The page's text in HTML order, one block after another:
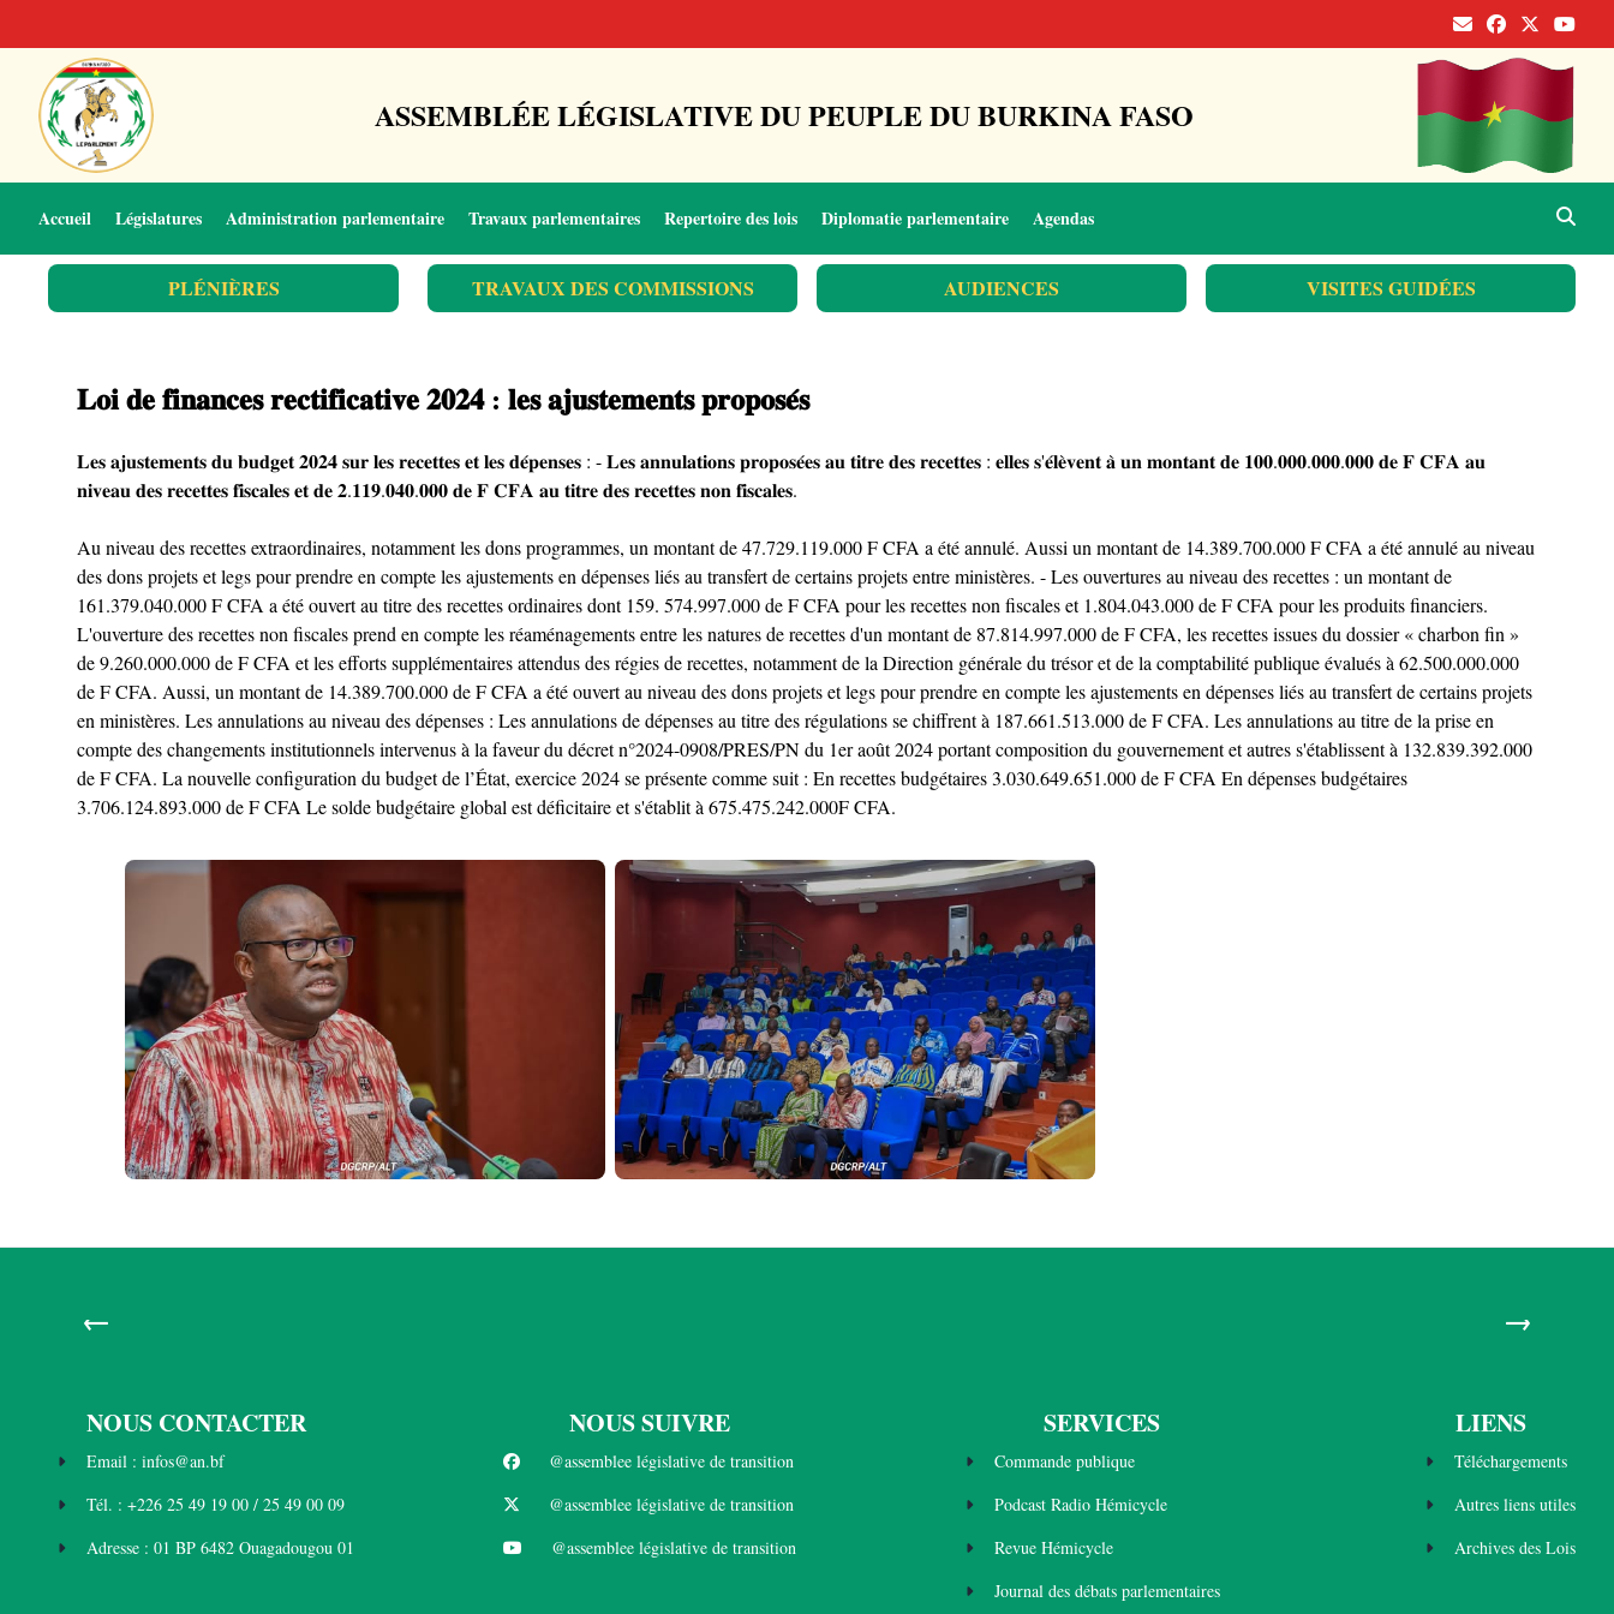
ASSEMBLÉE LÉGISLATIVE DU PEUPLE DU BURKINA FASO
Accueil Législatures Administration parlementaire Travaux parlementaires Repertoire des lois Diplomatie parlementaire Agendas
PLÉNIÈRES TRAVAUX DES COMMISSIONS AUDIENCES VISITES GUIDÉES
𝐋𝐨𝐢 𝐝𝐞 𝐟𝐢𝐧𝐚𝐧𝐜𝐞𝐬 𝐫𝐞𝐜𝐭𝐢𝐟𝐢𝐜𝐚𝐭𝐢𝐯𝐞 𝟐𝟎𝟐𝟒 : 𝐥𝐞𝐬 𝐚𝐣𝐮𝐬𝐭𝐞𝐦𝐞𝐧𝐭𝐬 𝐩𝐫𝐨𝐩𝐨𝐬𝐞́𝐬
𝐋𝐞𝐬 𝐚𝐣𝐮𝐬𝐭𝐞𝐦𝐞𝐧𝐭𝐬 𝐝𝐮 𝐛𝐮𝐝𝐠𝐞𝐭 𝟐𝟎𝟐𝟒 𝐬𝐮𝐫 𝐥𝐞𝐬 𝐫𝐞𝐜𝐞𝐭𝐭𝐞𝐬 𝐞𝐭 𝐥𝐞𝐬 𝐝𝐞́𝐩𝐞𝐧𝐬𝐞𝐬 : - 𝐋𝐞𝐬 𝐚𝐧𝐧𝐮𝐥𝐚𝐭𝐢𝐨𝐧𝐬 𝐩𝐫𝐨𝐩𝐨𝐬𝐞́𝐞𝐬 𝐚𝐮 𝐭𝐢𝐭𝐫𝐞 𝐝𝐞𝐬 𝐫𝐞𝐜𝐞𝐭𝐭𝐞𝐬 : 𝐞𝐥𝐥𝐞𝐬 𝐬'𝐞́𝐥𝐞̀𝐯𝐞𝐧𝐭 𝐚̀ 𝐮𝐧 𝐦𝐨𝐧𝐭𝐚𝐧𝐭 𝐝𝐞 𝟏𝟎𝟎.𝟎𝟎𝟎.𝟎𝟎𝟎.𝟎𝟎𝟎 𝐝𝐞 𝐅 𝐂𝐅𝐀 𝐚𝐮
𝐧𝐢𝐯𝐞𝐚𝐮 𝐝𝐞𝐬 𝐫𝐞𝐜𝐞𝐭𝐭𝐞𝐬 𝐟𝐢𝐬𝐜𝐚𝐥𝐞𝐬 𝐞𝐭 𝐝𝐞 𝟐.𝟏𝟏𝟗.𝟎𝟒𝟎.𝟎𝟎𝟎 𝐝𝐞 𝐅 𝐂𝐅𝐀 𝐚𝐮 𝐭𝐢𝐭𝐫𝐞 𝐝𝐞𝐬 𝐫𝐞𝐜𝐞𝐭𝐭𝐞𝐬 𝐧𝐨𝐧 𝐟𝐢𝐬𝐜𝐚𝐥𝐞𝐬.
Au niveau des recettes extraordinaires, notamment les dons programmes, un montant de 47.729.119.000 F CFA a été annulé. Aussi un montant de 14.389.700.000 F CFA a été annulé au niveau
des dons projets et legs pour prendre en compte les ajustements en dépenses liés au transfert de certains projets entre ministères. - Les ouvertures au niveau des recettes : un montant de
161.379.040.000 F CFA a été ouvert au titre des recettes ordinaires dont 159. 574.997.000 de F CFA pour les recettes non fiscales et 1.804.043.000 de F CFA pour les produits financiers.
L'ouverture des recettes non fiscales prend en compte les réaménagements entre les natures de recettes d'un montant de 87.814.997.000 de F CFA, les recettes issues du dossier « charbon fin »
de 9.260.000.000 de F CFA et les efforts supplémentaires attendus des régies de recettes, notamment de la Direction générale du trésor et de la comptabilité publique évalués à 62.500.000.000
de F CFA. Aussi, un montant de 14.389.700.000 de F CFA a été ouvert au niveau des dons projets et legs pour prendre en compte les ajustements en dépenses liés au transfert de certains projets
en ministères. Les annulations au niveau des dépenses : Les annulations de dépenses au titre des régulations se chiffrent à 187.661.513.000 de F CFA. Les annulations au titre de la prise en
compte des changements institutionnels intervenus à la faveur du décret n°2024-0908/PRES/PN du 1er août 2024 portant composition du gouvernement et autres s'établissent à 132.839.392.000
de F CFA. La nouvelle configuration du budget de l’État, exercice 2024 se présente comme suit : En recettes budgétaires 3.030.649.651.000 de F CFA En dépenses budgétaires
3.706.124.893.000 de F CFA Le solde budgétaire global est déficitaire et s'établit à 675.475.242.000F CFA.
← →
NOUS CONTACTER
Email : infos@an.bf
Tél. : +226 25 49 19 00 / 25 49 00 09
Adresse : 01 BP 6482 Ouagadougou 01
NOUS SUIVRE
@assemblee législative de transition
@assemblee législative de transition
@assemblee législative de transition
SERVICES
Commande publique
Podcast Radio Hémicycle
Revue Hémicycle
Journal des débats parlementaires
LIENS
Téléchargements
Autres liens utiles
Archives des Lois